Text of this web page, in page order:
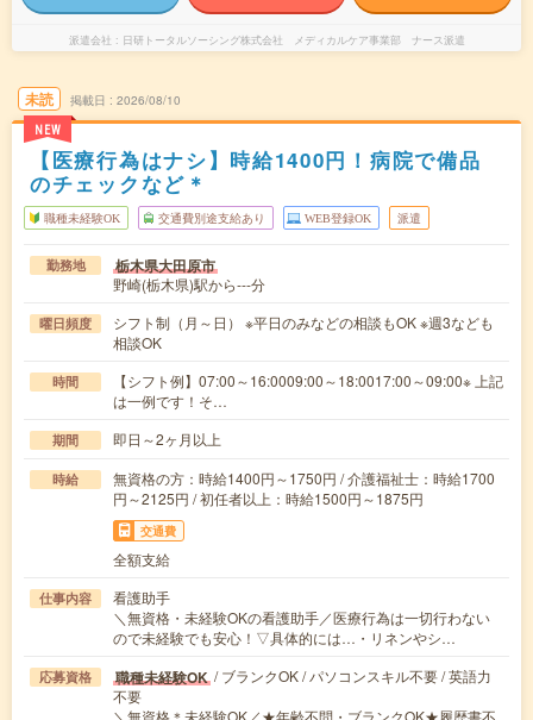
派遣会社 日研トータルソーシング株式会社 メディカルケア事業部 ナース派遣
未読
NEW
掲載日 2026/08/10
【医療行為はナシ】時給1400円！病院で備品
のチェックなど＊
職種未経験OK 交通費別途支給あり WEB登録OK 派遣
勤務地 栃木県大田原市
野崎(栃木県)駅から---分
曜日頻度
シフト制（月～日） ※平日のみなどの相談もOK ※週3なども
相談OK
時間
【シフト例】07:00～16:0009:00～18:0017:00～09:00※ 上記
は一例です！そ…
期間 即日～2ヶ月以上
時給
無資格の方：時給1400円～1750円 / 介護福祉士：時給1700
円～2125円 / 初任者以上：時給1500円～1875円
交通費
全額支給
仕事内容
看護助手
＼無資格・未経験OKの看護助手／医療行為は一切行わない
ので未経験でも安心！▽具体的には…・リネンやシ…
応募資格 職種未経験OK / ブランクOK / パソコンスキル不要 / 英語力
不要